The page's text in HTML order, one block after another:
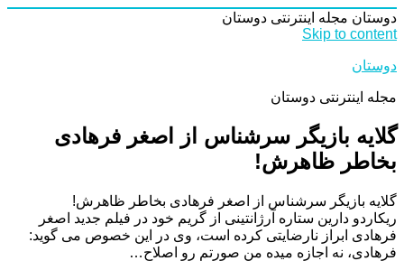
دوستان مجله اینترنتی دوستان
Skip to content
دوستان
مجله اینترنتی دوستان
گلایه بازیگر سرشناس از اصغر فرهادی
بخاطر ظاهرش!
گلایه بازیگر سرشناس از اصغر فرهادی بخاطر ظاهرش!
ریکاردو دارین ستاره آرژانتینی از گریم خود در فیلم جدید اصغر
فرهادی ابراز نارضایتی کرده است، وی در این خصوص می گوید:
فرهادی، نه اجازه میده من صورتم رو اصلاح…